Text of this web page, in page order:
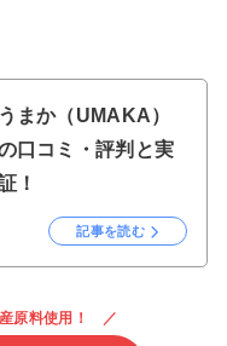
まか（UMAKA）
口コミ・評判と実
！
記事を読む
原料使用！